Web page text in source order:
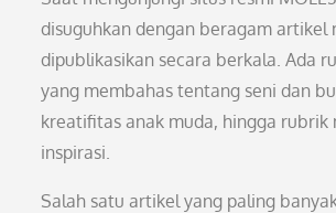
disuguhkan dengan beragam artikel
dipublikasikan secara berkala. Ada
yang membahas tentang seni dan
kreatifitas anak muda, hingga rubrik
inspirasi.
Salah satu artikel yang paling